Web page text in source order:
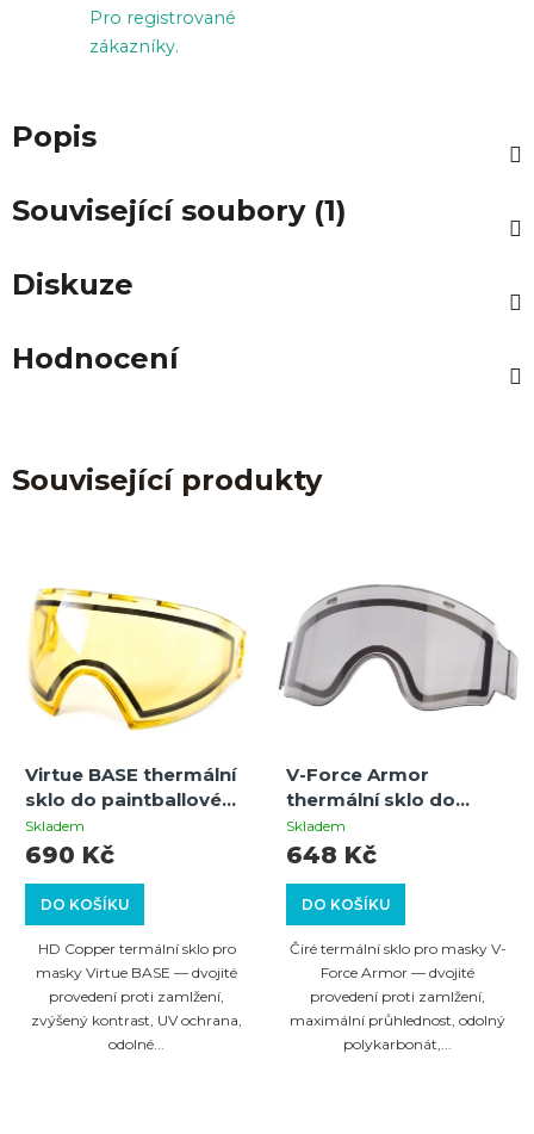
Pro registrované
zákazníky.
Popis
Související soubory (1)
Diskuze
Hodnocení
Související produkty
Virtue BASE thermální
sklo do paintballové
masky – HD COPPER
(ne pro VIO)
Skladem
DO KOŠÍKU
690 Kč
HD Copper termální sklo pro
masky Virtue BASE — dvojité
provedení proti zamlžení,
zvýšený kontrast, UV ochrana,
odolné...
V-Force Armor
thermální sklo do
paintballové masky –
čiré
Skladem
DO KOŠÍKU
648 Kč
Čiré termální sklo pro masky V-
Force Armor — dvojité
provedení proti zamlžení,
maximální průhlednost, odolný
polykarbonát,...